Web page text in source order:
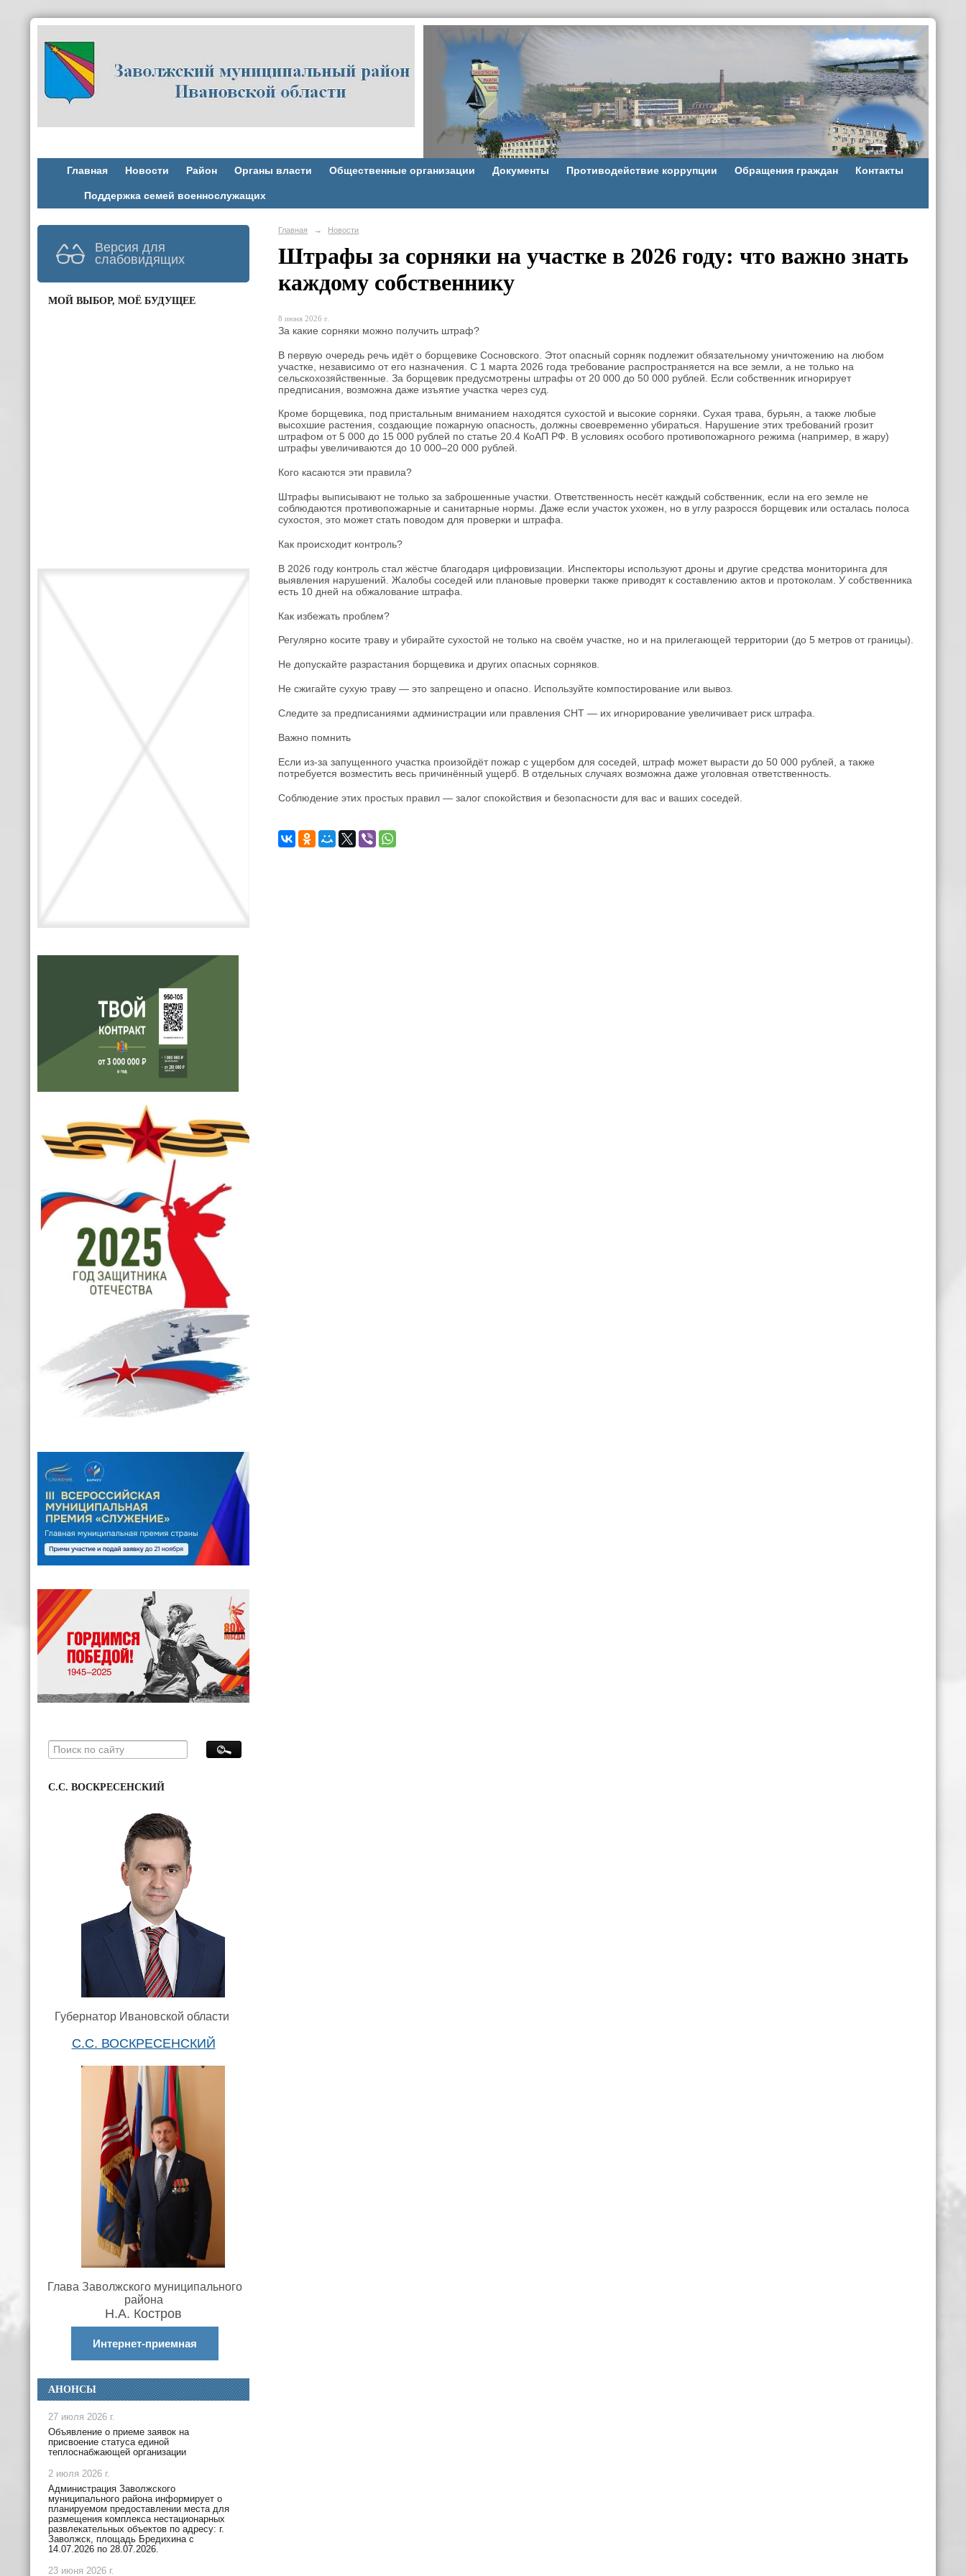
Главная Новости Район Органы власти Общественные организации Документы Противодействие коррупции Обращения граждан Контакты
Поддержка семей военнослужащих
Версия для
слабовидящих
МОЙ ВЫБОР, МОЁ БУДУЩЕЕ
С.С. ВОСКРЕСЕНСКИЙ
Губернатор Ивановской области
С.С. ВОСКРЕСЕНСКИЙ
Глава Заволжского муниципального
района
Н.А. Костров
Интернет-приемная
АНОНСЫ
27 июля 2026 г.
Объявление о приеме заявок на
присвоение статуса единой
теплоснабжающей организации
2 июля 2026 г.
Администрация Заволжского
муниципального района информирует о
планируемом предоставлении места для
размещения комплекса нестационарных
развлекательных объектов по адресу: г.
Заволжск, площадь Бредихина с
14.07.2026 по 28.07.2026.
23 июня 2026 г.
Главная → Новости
Штрафы за сорняки на участке в 2026 году: что важно знать
каждому собственнику
8 июня 2026 г.
За какие сорняки можно получить штраф?
В первую очередь речь идёт о борщевике Сосновского. Этот опасный сорняк подлежит обязательному уничтожению на любом
участке, независимо от его назначения. С 1 марта 2026 года требование распространяется на все земли, а не только на
сельскохозяйственные. За борщевик предусмотрены штрафы от 20 000 до 50 000 рублей. Если собственник игнорирует
предписания, возможна даже изъятие участка через суд.
Кроме борщевика, под пристальным вниманием находятся сухостой и высокие сорняки. Сухая трава, бурьян, а также любые
высохшие растения, создающие пожарную опасность, должны своевременно убираться. Нарушение этих требований грозит
штрафом от 5 000 до 15 000 рублей по статье 20.4 КоАП РФ. В условиях особого противопожарного режима (например, в жару)
штрафы увеличиваются до 10 000–20 000 рублей.
Кого касаются эти правила?
Штрафы выписывают не только за заброшенные участки. Ответственность несёт каждый собственник, если на его земле не
соблюдаются противопожарные и санитарные нормы. Даже если участок ухожен, но в углу разросся борщевик или осталась полоса
сухостоя, это может стать поводом для проверки и штрафа.
Как происходит контроль?
В 2026 году контроль стал жёстче благодаря цифровизации. Инспекторы используют дроны и другие средства мониторинга для
выявления нарушений. Жалобы соседей или плановые проверки также приводят к составлению актов и протоколам. У собственника
есть 10 дней на обжалование штрафа.
Как избежать проблем?
Регулярно косите траву и убирайте сухостой не только на своём участке, но и на прилегающей территории (до 5 метров от границы).
Не допускайте разрастания борщевика и других опасных сорняков.
Не сжигайте сухую траву — это запрещено и опасно. Используйте компостирование или вывоз.
Следите за предписаниями администрации или правления СНТ — их игнорирование увеличивает риск штрафа.
Важно помнить
Если из-за запущенного участка произойдёт пожар с ущербом для соседей, штраф может вырасти до 50 000 рублей, а также
потребуется возместить весь причинённый ущерб. В отдельных случаях возможна даже уголовная ответственность.
Соблюдение этих простых правил — залог спокойствия и безопасности для вас и ваших соседей.